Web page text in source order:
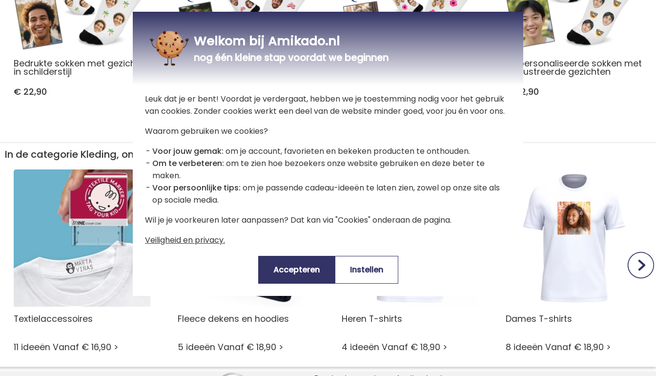
Bedrukte sokken met gezichten
in schilderstijl
€ 22,90
Gepersonaliseerde sokken in Gepersonaliseerde sokken in Gepersonaliseerde sokken met
geïllustreerde gezichten
€ 22,90
In de categorie Kleding, ontdek ook
Textielaccessoires
11 ideeën Vanaf € 16,90 >
Fleece dekens en hoodies
5 ideeën Vanaf € 18,90 >
Heren T-shirts
4 ideeën Vanaf € 18,90 >
Dames T-shirts
8 ideeën Vanaf € 18,90 >
Welkom bij Amikado.nl
nog één kleine stap voordat we beginnen
Leuk dat je er bent! Voordat je verdergaat, hebben we je toestemming nodig voor het gebruik
van cookies. Zonder cookies werkt een deel van de website minder goed, voor jou én voor ons.
Waarom gebruiken we cookies?
Voor jouw gemak: om je account, favorieten en bekeken producten te onthouden.
Om te verbeteren: om te zien hoe bezoekers onze website gebruiken en deze beter te
maken.
Voor persoonlijke tips: om je passende cadeau-ideeën te laten zien, zowel op onze site als
op sociale media.
Wil je je voorkeuren later aanpassen? Dat kan via "Cookies" onderaan de pagina.
Veiligheid en privacy.
Accepteren Instellen